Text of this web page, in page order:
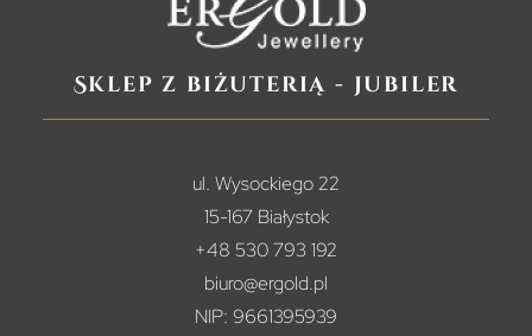
Sklep z biżuterią - jubiler
ul. Wysockiego 22
15-167 Białystok
+48 530 793 192
biuro@ergold.pl
NIP: 9661395939